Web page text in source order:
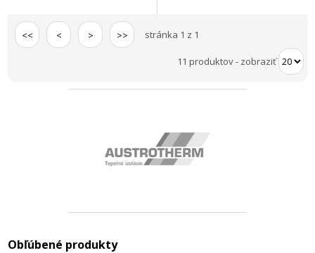
<< < > >> stránka 1 z 1
11 produktov- zobraziť
Obľúbené produkty